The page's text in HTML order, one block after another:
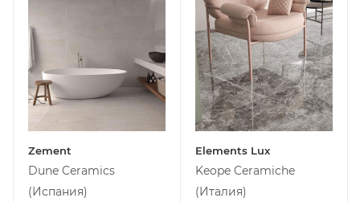
Zement
Dune Ceramics
(Испания)
Elements Lux
Keope Ceramiche
(Италия)